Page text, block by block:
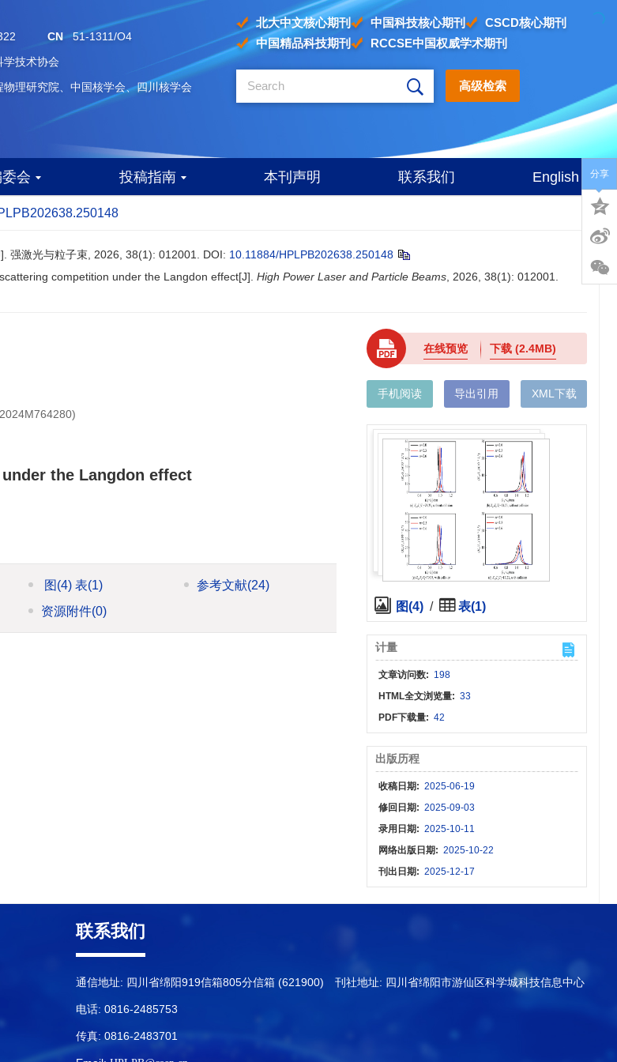
CN51-1311/O4
学技术协会
物理研究院、中国核学会、四川核学会
北大中文核心期刊 中国科技核心期刊
CSCD核心期刊
中国精品科技期刊
RCCSE中国权威学术期刊
高级检索
会 投稿指南 本刊声明 联系我们 English
强激光与粒子束, 2026, 38(1): 012001. DOI: 10.11884/HPLPB202638.250148
competition under the Langdon effect[J]. High Power Laser and Particle Beams , 2026, 38(1): 012001.
the Langdon effect
图 (4)表(1) 参考文献(24)
资源附件(0)
在线预览 下载(2.4MB)
手机阅读 导出引用 XML下载
图(4) / 表(1)
计量
文章访问数: 198
HTML全文浏览量: 33
PDF下载量: 42
出版历程
收稿日期: 2025-06-19
修回日期: 2025-09-03
录用日期: 2025-10-11
网络出版日期: 2025-10-22
刊出日期: 2025-12-17
分享
联系我们
通信地址: 四川省绵阳919信箱805分信箱 (621900) 刊社地址: 四川省绵阳市游仙区科学城科技信息中心
电话: 0816-2485753
传真: 0816-2483701